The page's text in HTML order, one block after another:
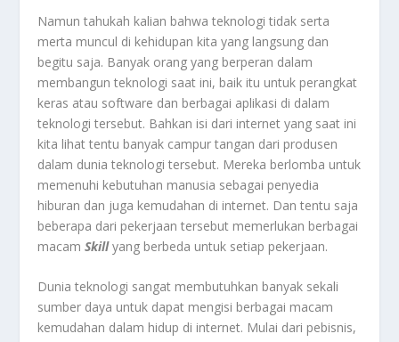
Namun tahukah kalian bahwa teknologi tidak serta
merta muncul di kehidupan kita yang langsung dan
begitu saja. Banyak orang yang berperan dalam
membangun teknologi saat ini, baik itu untuk perangkat
keras atau software dan berbagai aplikasi di dalam
teknologi tersebut. Bahkan isi dari internet yang saat ini
kita lihat tentu banyak campur tangan dari produsen
dalam dunia teknologi tersebut. Mereka berlomba untuk
memenuhi kebutuhan manusia sebagai penyedia
hiburan dan juga kemudahan di internet. Dan tentu saja
beberapa dari pekerjaan tersebut memerlukan berbagai
macamSkill yang berbeda untuk setiap pekerjaan.
Dunia teknologi sangat membutuhkan banyak sekali
sumber daya untuk dapat mengisi berbagai macam
kemudahan dalam hidup di internet. Mulai dari pebisnis,